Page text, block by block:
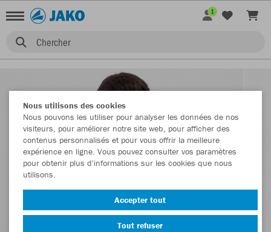
Chercher
1
Nous utilisons des cookies
Nous pouvons les utiliser pour analyser les données de nos
visiteurs, pour améliorer notre site web, pour afficher des
contenus personnalisés et pour vous offrir la meilleure
expérience en ligne. Vous pouvez consulter vos paramètres
pour obtenir plus d'informations sur les cookies que nous
utilisons.
Accepter tout
Tout refuser